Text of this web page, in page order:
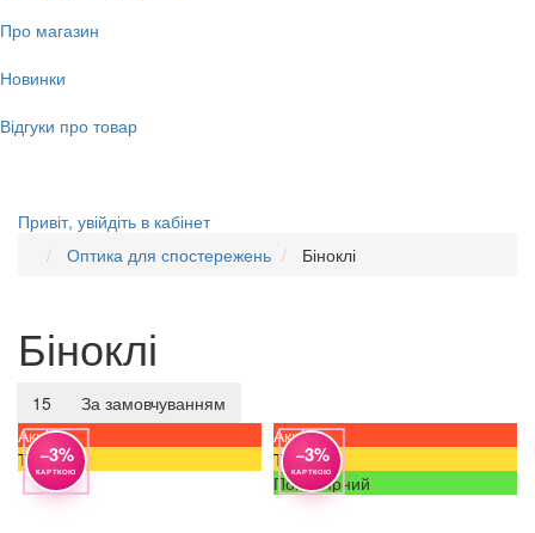
Про магазин
Новинки
Відгуки про товар
Привіт, увійдіть в кабінет
Оптика для спостережень
Біноклі
Біноклі
15
За замовчуванням
Акція
Топ−3%
КАРТКОЮ
Акція
Топ
Популярний
−3%
КАРТКОЮ